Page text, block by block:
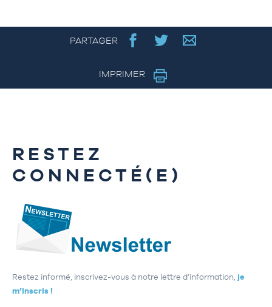
PARTAGER
IMPRIMER
RESTEZ
CONNECTÉ(E)
Restez informé, inscrivez-vous à notre lettre d’information, je
m’inscris !